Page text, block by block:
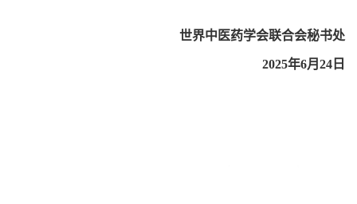
世界中医药学会联合会秘书处
2025年6月24日